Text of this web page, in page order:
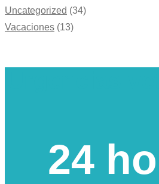
Uncategorized (34)
Vacaciones (13)
24